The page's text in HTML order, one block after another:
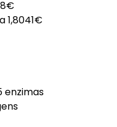
1,8041€
enzimas